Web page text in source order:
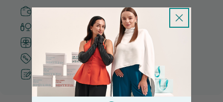
Безопасные способы оплаты
Только оригинальная косметика
Система бонусов и лояльности
Лучшие цены и топ товары
Рекомендации от косметологов